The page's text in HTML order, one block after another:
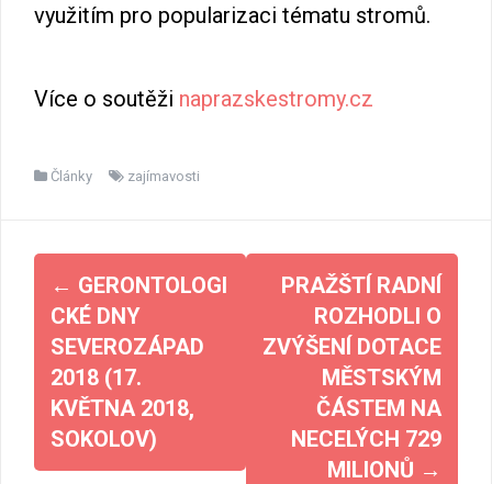
využitím pro popularizaci tématu stromů.
Více o soutěži naprazskestromy.cz
Články zajímavosti
Navigace
pro
příspěvky
← GERONTOLOGI
CKÉ DNY
SEVEROZÁPAD
2018 (17.
KVĚTNA 2018,
SOKOLOV)
PRAŽŠTÍ RADNÍ
ROZHODLI O
ZVÝŠENÍ DOTACE
MĚSTSKÝM
ČÁSTEM NA
NECELÝCH 729
MILIONŮ →